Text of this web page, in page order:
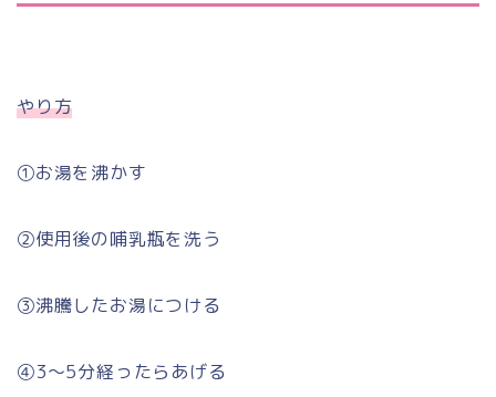
やり方
①お湯を沸かす
②使用後の哺乳瓶を洗う
③沸騰したお湯につける
④3〜5分経ったらあげる